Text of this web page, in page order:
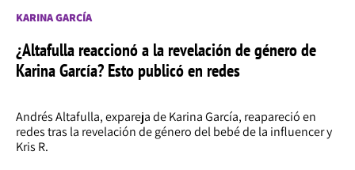
KARINA GARCÍA
¿Altafulla reaccionó a la revelación de género de
Karina García? Esto publicó en redes
Andrés Altafulla, expareja de Karina García, reapareció en
redes tras la revelación de género del bebé de la influencer y
Kris R.